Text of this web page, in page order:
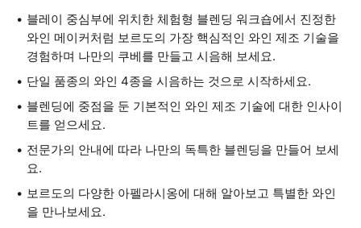
블레이 중심부에 위치한 체험형 블렌딩 워크숍에서 진정한
와인 메이커처럼 보르도의 가장 핵심적인 와인 제조 기술을
경험하며 나만의 쿠베를 만들고 시음해 보세요.
단일 품종의 와인 4종을 시음하는 것으로 시작하세요.
블렌딩에 중점을 둔 기본적인 와인 제조 기술에 대한 인사이
트를 얻으세요.
전문가의 안내에 따라 나만의 독특한 블렌딩을 만들어 보세
요.
보르도의 다양한 아펠라시옹에 대해 알아보고 특별한 와인
을 만나보세요.